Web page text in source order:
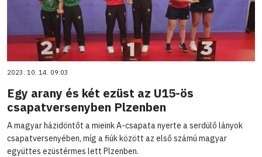
2023. 10. 14. 09:03
Egy arany és két ezüst az U15-ös
csapatversenyben Plzenben
A magyar házidöntőt a mieink A-csapata nyerte a serdülő lányok
csapatversenyében, míg a fiúk között az első számú magyar
együttes ezüstérmes lett Plzenben.